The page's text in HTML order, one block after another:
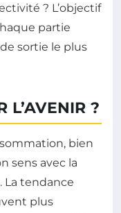
? L’objectif
partie
sortie le plus
L’AVENIR ?
bien
sens avec la
La tendance
plus